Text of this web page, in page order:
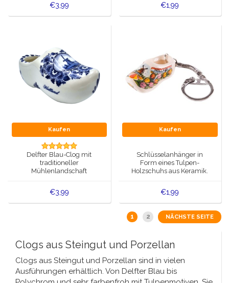
€3,99 €1,99
Kaufen
Delfter Blau-Clog mit
traditioneller
Mühlenlandschaft
€3,99
Kaufen
Schlüsselanhänger in
Form eines Tulpen-
Holzschuhs aus Keramik.
€1,99
1 2 NÄCHSTE SEITE
Clogs aus Steingut und Porzellan
Clogs aus Steingut und Porzellan sind in vielen
Ausführungen erhältlich. Von Delfter Blau bis